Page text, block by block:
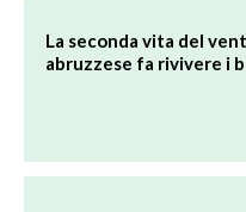
La seconda vita del
abruzzese fa rivivere i